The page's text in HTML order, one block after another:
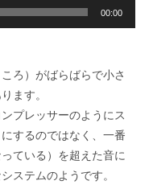
00:00
ろ）がばらばらで小さ
ます。
プレッサーのようにス
するのではなく、一番
ている）を超えた音に
ステムのようです。